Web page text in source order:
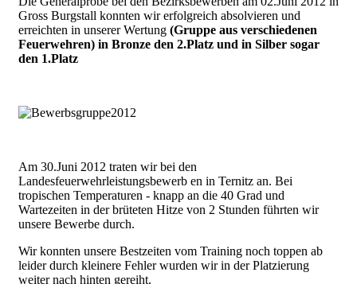
Gross Burgstall konnten wir erfolgreich absolvieren und
erreichten in unserer Wertung (Gruppe aus verschiedenen
Feuerwehren) in Bronze den 2.Platz und in Silber sogar
den 1.Platz
Am 30.Juni 2012 traten wir bei den
Landesfeuerwehrleistungsbewerb en in Ternitz an. Bei
tropischen Temperaturen - knapp an die 40 Grad und
Wartezeiten in der brüteten Hitze von 2 Stunden führten wir
unsere Bewerbe durch.
Wir konnten unsere Bestzeiten vom Training noch toppen ab
leider durch kleinere Fehler wurden wir in der Platzierung
weiter nach hinten gereiht.